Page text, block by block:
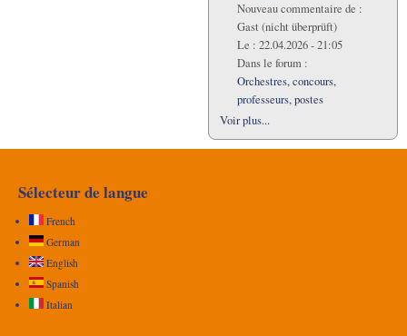
Nouveau commentaire de :
Gast (nicht überprüft)
Le : 22.04.2026 - 21:05
Dans le forum :
Orchestres, concours,
professeurs, postes
Voir plus...
Sélecteur de langue
French
German
English
Spanish
Italian